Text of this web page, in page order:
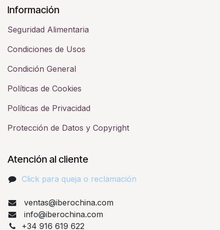
Información
Seguridad Alimentaria
Condiciones de Usos
Condición General
Políticas de Cookies
Políticas de Privacidad
Protección de Datos y Copyright
Atención al cliente
Click para queja o reclamación​
ventas@iberochina.com
info@iberochina.com
+34 916 619 622